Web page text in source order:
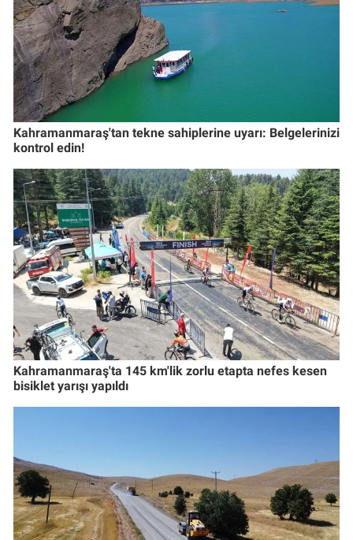
Kahramanmaraş'tan tekne sahiplerine uyarı: Belgelerinizi
kontrol edin!
Kahramanmaraş'ta 145 km'lik zorlu etapta nefes kesen
bisiklet yarışı yapıldı